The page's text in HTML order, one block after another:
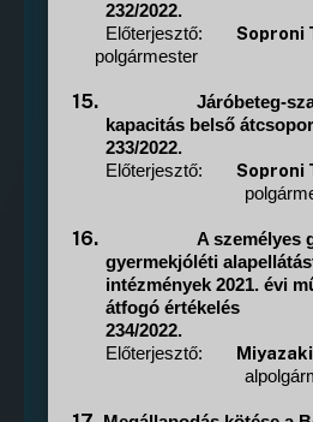
232/2022.
Előterjesztő:
Soproni
polgármester
15.
Járóbeteg-
kapacitás belső
233/2022.
Előterjesztő:
Soproni
16. Aszemélyes
gyermekjóléti
intézmények 2021. évi
átfogó értékelés
234/2022.
Előterjesztő: